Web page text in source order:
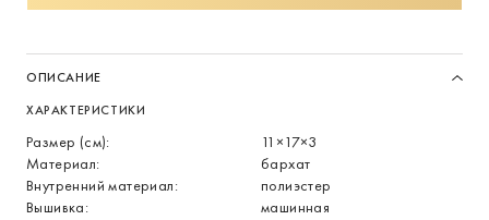
ОПИСАНИЕ
ХАРАКТЕРИСТИКИ
Размер (см):
11×17×3
Материал:
бархат
Внутренний материал:
полиэстер
Вышивка:
машинная